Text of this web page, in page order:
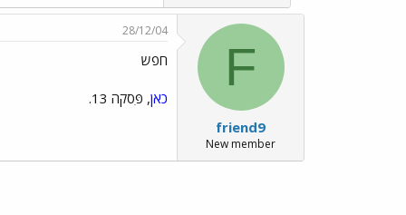
F
friend9
New member
28/12/04
חפש
כאן, פִּסקה 13.